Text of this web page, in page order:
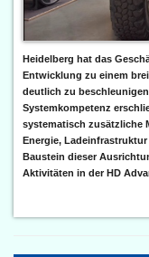
Heidelberg hat das
Entwicklung zu einem
deutlich zu
Systemkompetenz
systematisch zusätzliche
Energie,
Baustein dieser
Aktivitäten in der HD